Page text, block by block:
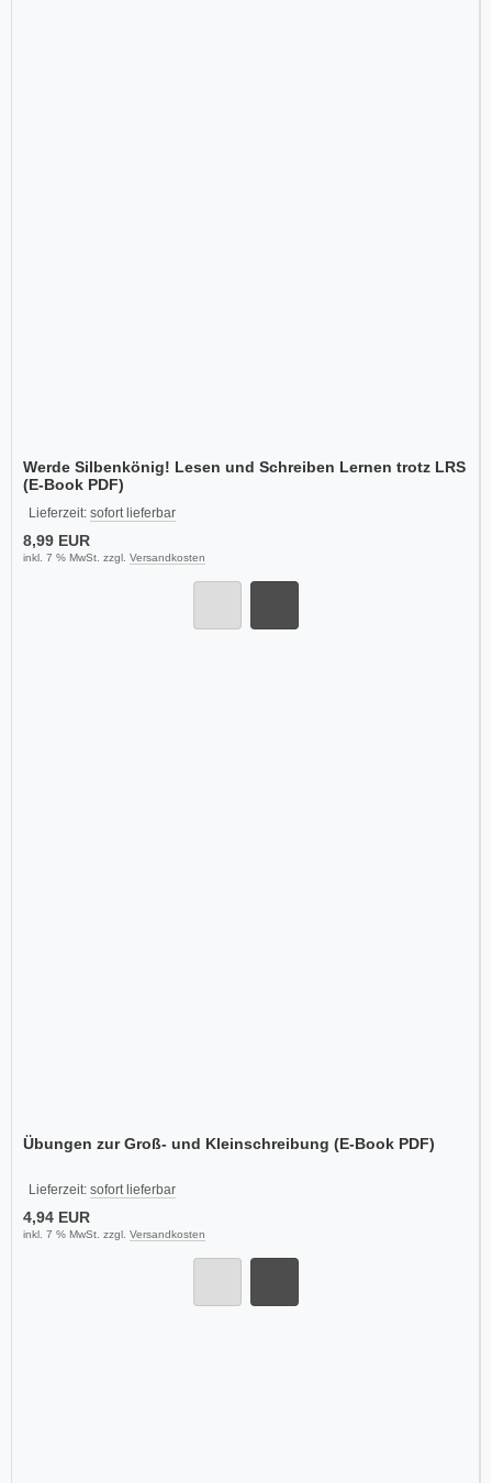
Werde Silbenkönig! Lesen und Schreiben Lernen trotz LRS
(E-Book PDF)
Lieferzeit: sofort lieferbar
8,99 EUR
inkl. 7 % MwSt. zzgl. Versandkosten
Übungen zur Groß- und Kleinschreibung (E-Book PDF)
Lieferzeit: sofort lieferbar
4,94 EUR
inkl. 7 % MwSt. zzgl. Versandkosten